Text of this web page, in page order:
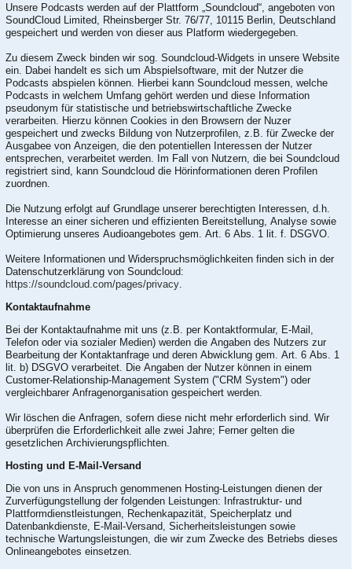
Unsere Podcasts werden auf der Plattform „Soundcloud“, angeboten von
SoundCloud Limited, Rheinsberger Str. 76/77, 10115 Berlin, Deutschland
gespeichert und werden von dieser aus Platform wiedergegeben.
Zu diesem Zweck binden wir sog. Soundcloud-Widgets in unsere Website
ein. Dabei handelt es sich um Abspielsoftware, mit der Nutzer die
Podcasts abspielen können. Hierbei kann Soundcloud messen, welche
Podcasts in welchem Umfang gehört werden und diese Information
pseudonym für statistische und betriebswirtschaftliche Zwecke
verarbeiten. Hierzu können Cookies in den Browsern der Nuzer
gespeichert und zwecks Bildung von Nutzerprofilen, z.B. für Zwecke der
Ausgabee von Anzeigen, die den potentiellen Interessen der Nutzer
entsprechen, verarbeitet werden. Im Fall von Nutzern, die bei Soundcloud
registriert sind, kann Soundcloud die Hörinformationen deren Profilen
zuordnen.
Die Nutzung erfolgt auf Grundlage unserer berechtigten Interessen, d.h.
Interesse an einer sicheren und effizienten Bereitstellung, Analyse sowie
Optimierung unseres Audioangebotes gem. Art. 6 Abs. 1 lit. f. DSGVO.
Weitere Informationen und Widerspruchsmöglichkeiten finden sich in der
Datenschutzerklärung von Soundcloud:
https://soundcloud.com/pages/privacy
Kontaktaufnahme
Bei der Kontaktaufnahme mit uns (z.B. per Kontaktformular, E-Mail,
Telefon oder via sozialer Medien) werden die Angaben des Nutzers zur
Bearbeitung der Kontaktanfrage und deren Abwicklung gem. Art. 6 Abs. 1
lit. b) DSGVO verarbeitet. Die Angaben der Nutzer können in einem
Customer-Relationship-Management System ("CRM System") oder
vergleichbarer Anfragenorganisation gespeichert werden.
Wir löschen die Anfragen, sofern diese nicht mehr erforderlich sind. Wir
überprüfen die Erforderlichkeit alle zwei Jahre; Ferner gelten die
gesetzlichen Archivierungspflichten.
Hosting und E-Mail-Versand
Die von uns in Anspruch genommenen Hosting-Leistungen dienen der
Zurverfügungstellung der folgenden Leistungen: Infrastruktur- und
Plattformdienstleistungen, Rechenkapazität, Speicherplatz und
Datenbankdienste, E-Mail-Versand, Sicherheitsleistungen sowie
technische Wartungsleistungen, die wir zum Zwecke des Betriebs dieses
Onlineangebotes einsetzen.